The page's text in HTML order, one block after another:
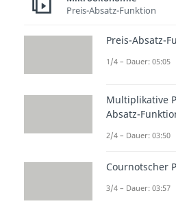
Diese
Menge
eine
kaufen
Kosten
Preis-Absatz-Funktion
Preis-Absatz-
1/4 – Dauer: 05:05
Multiplikative
Absatz-
2/4 – Dauer: 03:50
Cournotscher
3/4 – Dauer: 03:57